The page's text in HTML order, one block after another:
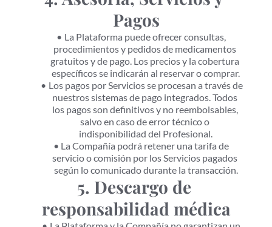
Pagos
La Plataforma puede ofrecer consultas,
procedimientos y pedidos de medicamentos
gratuitos y de pago. Los precios y la cobertura
específicos se indicarán al reservar o comprar.
Los pagos por Servicios se procesan a través de
nuestros sistemas de pago integrados. Todos
los pagos son definitivos y no reembolsables,
salvo en caso de error técnico o
indisponibilidad del Profesional.
La Compañía podrá retener una tarifa de
servicio o comisión por los Servicios pagados
según lo comunicado durante la transacción.
5. Descargo de
responsabilidad médica